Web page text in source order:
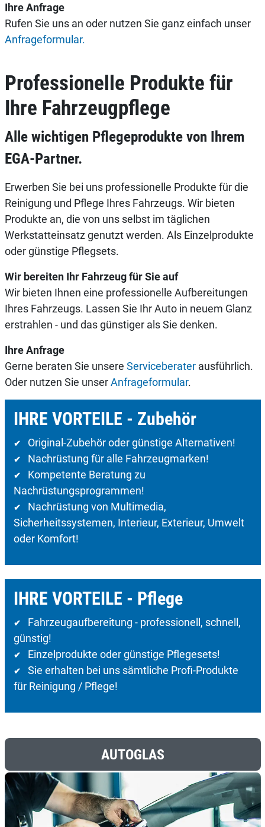
Ihre Anfrage
Rufen Sie uns an oder nutzen Sie ganz einfach unser
Anfrageformular.
Professionelle Produkte für
Ihre Fahrzeugpflege
Alle wichtigen Pflegeprodukte von Ihrem
EGA-Partner.
Erwerben Sie bei uns professionelle Produkte für die
Reinigung und Pflege Ihres Fahrzeugs. Wir bieten
Produkte an, die von uns selbst im täglichen
Werkstatteinsatz genutzt werden. Als Einzelprodukte
oder günstige Pflegsets.
Wir bereiten Ihr Fahrzeug für Sie auf
Wir bieten Ihnen eine professionelle Aufbereitungen
Ihres Fahrzeugs. Lassen Sie Ihr Auto in neuem Glanz
erstrahlen - und das günstiger als Sie denken.
Ihre Anfrage
Gerne beraten Sie unsere Serviceberaterausführlich.
Oder nutzen Sie unserAnfrageformular.
IHRE VORTEILE - Zubehör
✔ Original-Zubehör oder günstige Alternativen!
✔ Nachrüstung für alle Fahrzeugmarken!
✔ Kompetente Beratung zu
Nachrüstungsprogrammen!
✔ Nachrüstung von Multimedia,
Sicherheitssystemen, Interieur, Exterieur, Umwelt
oder Komfort!
IHRE VORTEILE - Pflege
✔ Fahrzeugaufbereitung - professionell, schnell,
günstig!
✔ Einzelprodukte oder günstige Pflegesets!
✔ Sie erhalten bei uns sämtliche Profi-Produkte
für Reinigung / Pflege!
AUTOGLAS